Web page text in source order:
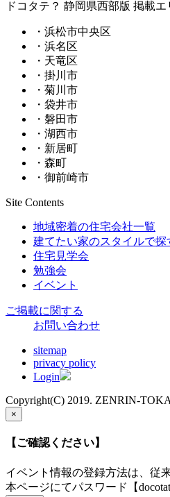
ドコタテ？ 静岡県西部版 掲載エ
・浜松市中央区
・浜名区
・天竜区
・掛川市
・菊川市
・袋井市
・磐田市
・湖西市
・新居町
・森町
・御前崎市
Site Contents
地域密着の住宅会社一覧
建てたい家のスタイルで探
住宅見学会
勉強会
イベント
ご掲載に関する
お問い合わせ
sitemap
privacy policy
Login
Copyright(C) 2019. ZENRIN-
×
【ご確認ください】
イベント情報の登録方法は、従
本ページにてパスワード【